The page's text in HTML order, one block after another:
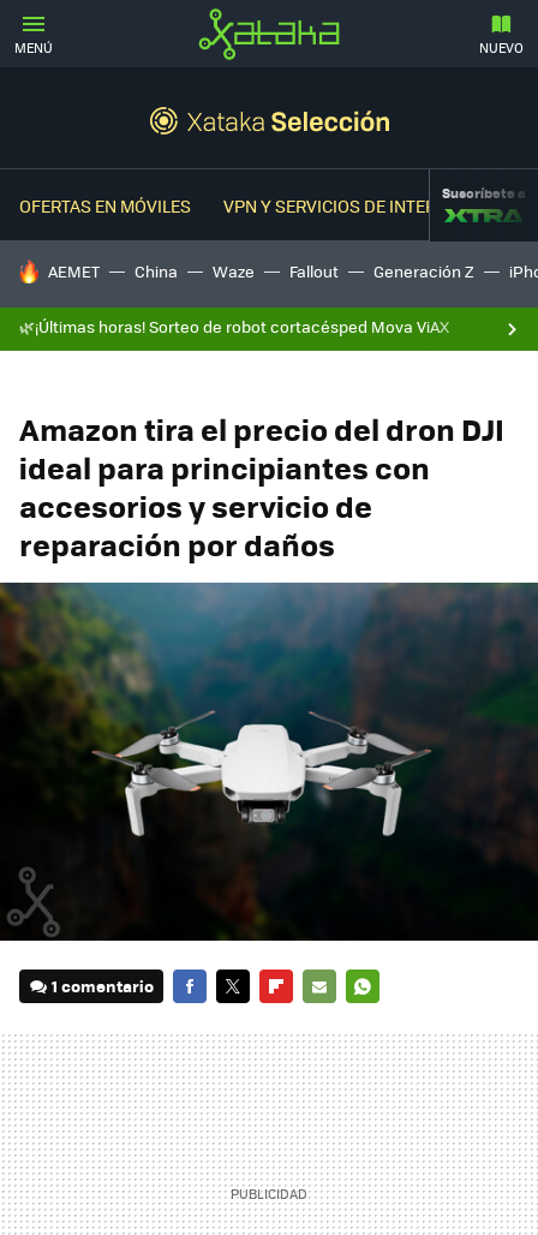
MENÚ NUEVO
OFERTAS EN MÓVILES VPN Y SERVICIOS DE INTERNETSuscríbete a
HOY SE HABLA DE
AEMET China Waze Fallout Generación Z
🌿¡Últimas horas! Sorteo de robot cortacésped Mova ViAX
Amazon tira el precio del dron DJI
ideal para principiantes con
accesorios y servicio de
reparación por daños
1 comentario
MAIL